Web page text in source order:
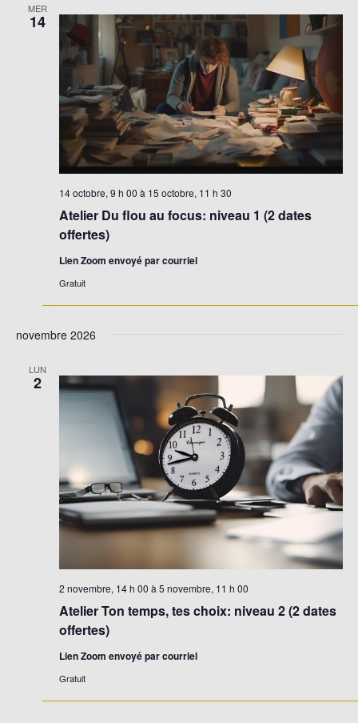
MER
14
Atelier Du flou au focus: niveau 1 (2 dates
offertes)
14 octobre, 9 h 00 à 15 octobre, 11 h 30
Lien Zoom envoyé par courriel
Gratuit
novembre 2026
LUN
2
Atelier Ton temps, tes choix: niveau 2 (2 dates
offertes)
2 novembre, 14 h 00 à5 novembre, 11 h 00
Lien Zoom envoyé par courriel
Gratuit